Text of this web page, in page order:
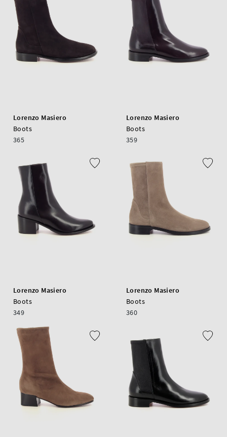
Lorenzo Masiero
Boots
365
Lorenzo Masiero
Boots
359
Lorenzo Masiero
Boots
349
Lorenzo Masiero
Boots
360